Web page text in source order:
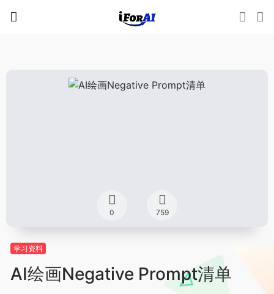
0 759
学习资料
AI绘画Negative Prompt清单